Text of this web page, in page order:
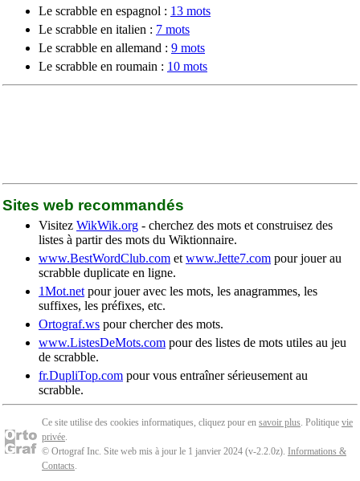
Le scrabble en espagnol : 13 mots
Le scrabble en italien : 7 mots
Le scrabble en allemand : 9 mots
Le scrabble en roumain : 10 mots
Sites web recommandés
Visitez WikWik.org - cherchez des mots et construisez des
listes à partir des mots du Wiktionnaire.
www.BestWordClub.com et www.Jette7.com pour jouer au
scrabble duplicate en ligne.
1Mot.net pour jouer avec les mots, les anagrammes, les
suffixes, les préfixes, etc.
Ortograf.ws pour chercher des mots.
www.ListesDeMots.com pour des listes de mots utiles au jeu
de scrabble.
fr.DupliTop.com pour vous entraîner sérieusement au
scrabble.
Ce site utilise des cookies informatiques, cliquez pour en savoir plus. Politique vie
privée.
© Ortograf Inc. Site web mis à jour le 1 janvier 2024 (v-2.2.0z). Informations &
Contacts.